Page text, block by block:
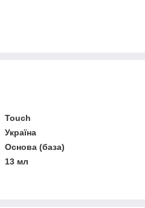
Touch
Україна
Основа (база)
13 мл